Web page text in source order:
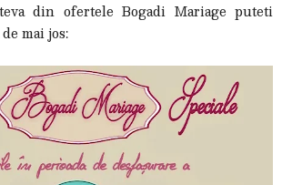
din ofertele Bogadi Mariage puteti
mai jos: